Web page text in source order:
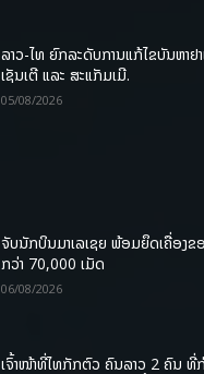
ລາວ-ໄທ ຍົກລະດັບການແກ້ໄຂບັນຫາ
ເຊັນເຕີ ແລະ ສະແກັມເມີ.
05/08/2026
ຈັບນັກບິນມາເລເຊຍ ພ້ອມຍຶດເຄື່ອງຂອ
ກວ່າ 70,000 ເມັດ
06/08/2026
ເຈົ້າໜ້າທີ່ໄທກັກຕົວ ຄົນລາວ 2 ຄົນ ທີ່